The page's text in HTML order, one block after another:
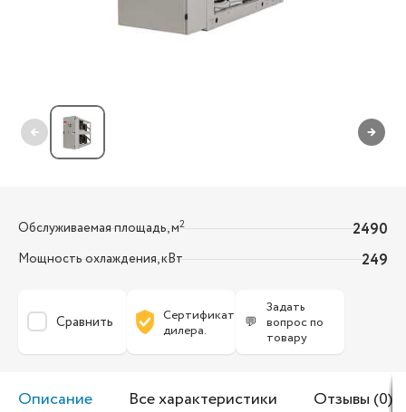
← →
Обслуживаемая площадь, м2 2490
Мощность охлаждения, кВт 249
Сравнить
Сертификат
дилера.
💬
Задать
вопрос по
товару
Описание Все характеристики Отзывы (0)